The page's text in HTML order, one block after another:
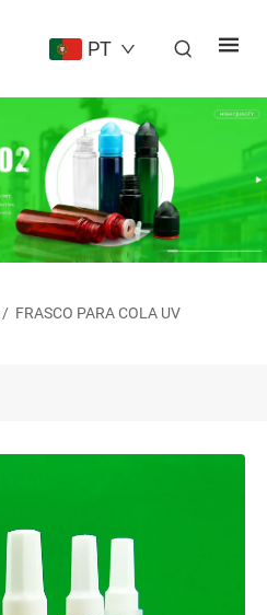
PT
/ FRASCO PARA COLA UV